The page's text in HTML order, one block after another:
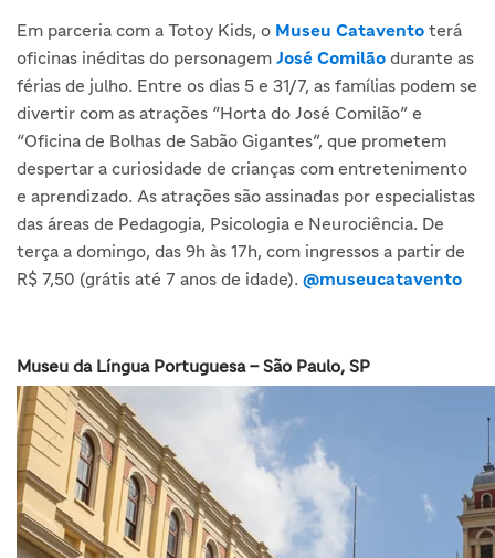
Em parceria com a Totoy Kids, o Museu Catavento terá
oficinas inéditas do personagem José Comilão durante as
férias de julho. Entre os dias 5 e 31/7, as famílias podem se
divertir com as atrações “Horta do José Comilão” e
“Oficina de Bolhas de Sabão Gigantes”, que prometem
despertar a curiosidade de crianças com entretenimento
e aprendizado. As atrações são assinadas por especialistas
das áreas de Pedagogia, Psicologia e Neurociência. De
terça a domingo, das 9h às 17h, com ingressos a partir de
R$ 7,50 (grátis até 7 anos de idade). @museucatavento
Museu da Língua Portuguesa – São Paulo, SP